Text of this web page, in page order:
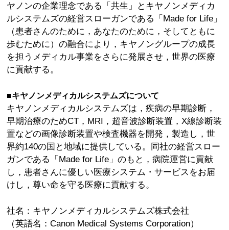
ヤノンの企業理念である「共生」とキヤノンメディカ
ルシステムズの経営スローガンである「Made for Life」
（患者さんのために，あなたのために，そしてともに
歩むために）の融合により，キヤノングループの成長
を担うメディカル事業をさらに発展させ，世界の医療
に貢献する。
■キヤノンメディカルシステムズについて
キヤノンメディカルシステムズは，疾病の早期診断，
早期治療のためCT，MRI，超音波診断装置，X線診断装
置などの画像診断装置や検査機器を開発，製造し，世
界約140の国と地域に提供している。同社の経営スロー
ガンである「Made for Life」のもと，病院運営に貢献
し，患者さんに優しい医療システム・サービスをお届
けし，尊い命を守る医療に貢献する。
社名：キヤノンメディカルシステムズ株式会社
（英語名：Canon Medical Systems Corporation）